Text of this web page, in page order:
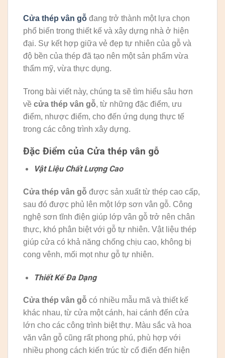
Cửa thép vân gỗ đang trở thành một lựa chọn
phổ biến trong thiết kế và xây dựng nhà ở hiện
đại. Sự kết hợp giữa vẻ đẹp tự nhiên của gỗ và
độ bền của thép đã tạo nên một sản phẩm vừa
thẩm mỹ, vừa thực dụng.
Trong bài viết này, chúng ta sẽ tìm hiểu sâu hơn
về cửa thép vân gỗ, từ những đặc điểm, ưu
điểm, nhược điểm, cho đến ứng dụng thực tế
trong các công trình xây dựng.
Đặc Điểm của Cửa thép vân gỗ
Vật Liệu Chất Lượng Cao
Cửa thép vân gỗ được sản xuất từ thép cao cấp,
sau đó được phủ lên một lớp sơn vân gỗ. Công
nghệ sơn tĩnh điện giúp lớp vân gỗ trở nên chân
thực, khó phân biệt với gỗ tự nhiên. Vật liệu thép
giúp cửa có khả năng chống chịu cao, không bị
cong vênh, mối mọt như gỗ tự nhiên.
Thiết Kế Đa Dạng
Cửa thép vân gỗ có nhiều mẫu mã và thiết kế
khác nhau, từ cửa một cánh, hai cánh đến cửa
lớn cho các công trình biệt thự. Màu sắc và hoa
văn vân gỗ cũng rất phong phú, phù hợp với
nhiều phong cách kiến trúc từ cổ điển đến hiện